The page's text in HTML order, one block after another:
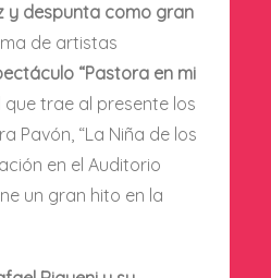
y despunta como gran
de artistas
“Pastora en mi
que trae al presente los
Pavón, “La Niña de los
en el Auditorio
un gran hito en la